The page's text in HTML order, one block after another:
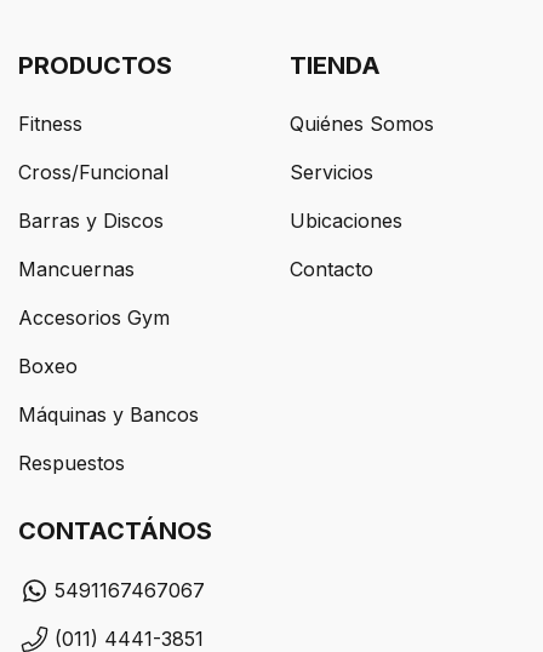
PRODUCTOS
Fitness
Cross/Funcional
Barras y Discos
Mancuernas
Accesorios Gym
Boxeo
Máquinas y Bancos
Respuestos
TIENDA
Quiénes Somos
Servicios
Ubicaciones
Contacto
CONTACTÁNOS
5491167467067
(011) 4441-3851